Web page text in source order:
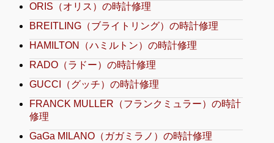
ORIS（オリス）の時計修理
BREITLING（ブライトリング）の時計修理
HAMILTON（ハミルトン）の時計修理
RADO（ラドー）の時計修理
GUCCI（グッチ）の時計修理
FRANCK MULLER（フランクミュラー）の時計
修理
GaGa MILANO（ガガミラノ）の時計修理